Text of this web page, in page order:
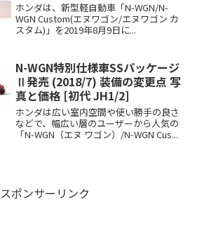
ホンダは、新型軽自動車「N-WGN/N-
WGN Custom(エヌワゴン/エヌワゴン カ
スタム)」を2019年8月9日に...
N-WGN特別仕様車SSパッケージ
Ⅱ発売 (2018/7) 装備の変更点 写
真と価格 [初代 JH1/2]
ホンダは広い室内空間や使い勝手の良さ
などで、幅広い層のユーザーから人気の
「N-WGN（エヌ ワゴン）/N-WGN Cus...
スポンサーリンク